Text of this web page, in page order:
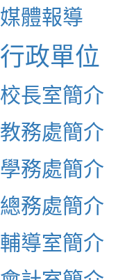
媒體報導
行政單位
校長室簡介
教務處簡介
學務處簡介
總務處簡介
輔導室簡介